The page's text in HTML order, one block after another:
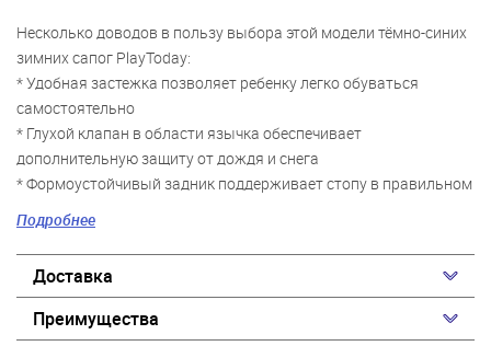
Несколько доводов в пользу выбора этой модели тёмно-синих
зимних сапог PlayToday:
* Удобная застежка позволяет ребенку легко обуваться
самостоятельно
* Глухой клапан в области язычка обеспечивает
дополнительную защиту от дождя и снега
* Формоустойчивый задник поддерживает стопу в правильном
* Усиленная защита носка и пятки специальными
материалами позволяет обуви дольше сохранять
первоначальный вид
* Трехслойная конструкция верха обуви с высокими
теплозащитными свойствами
Подробнее
Доставка
Преимущества